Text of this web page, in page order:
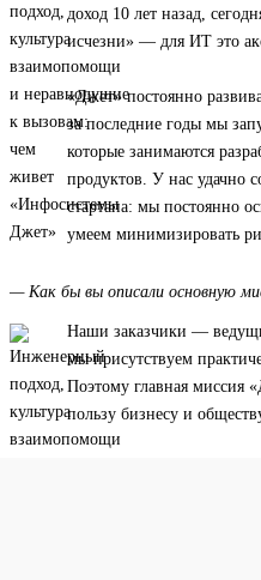
доход 10 лет назад,
исчезни» — для ИТ это
«Джет» постоянно
за последние годы мы
которые занимаются
продуктов. У нас удачно
стартапа: мы постоянно
умеем минимизировать
— Как бы вы описали основную
Наши заказчики —
мы присутствуем
Поэтому главная миссия
пользу бизнесу и